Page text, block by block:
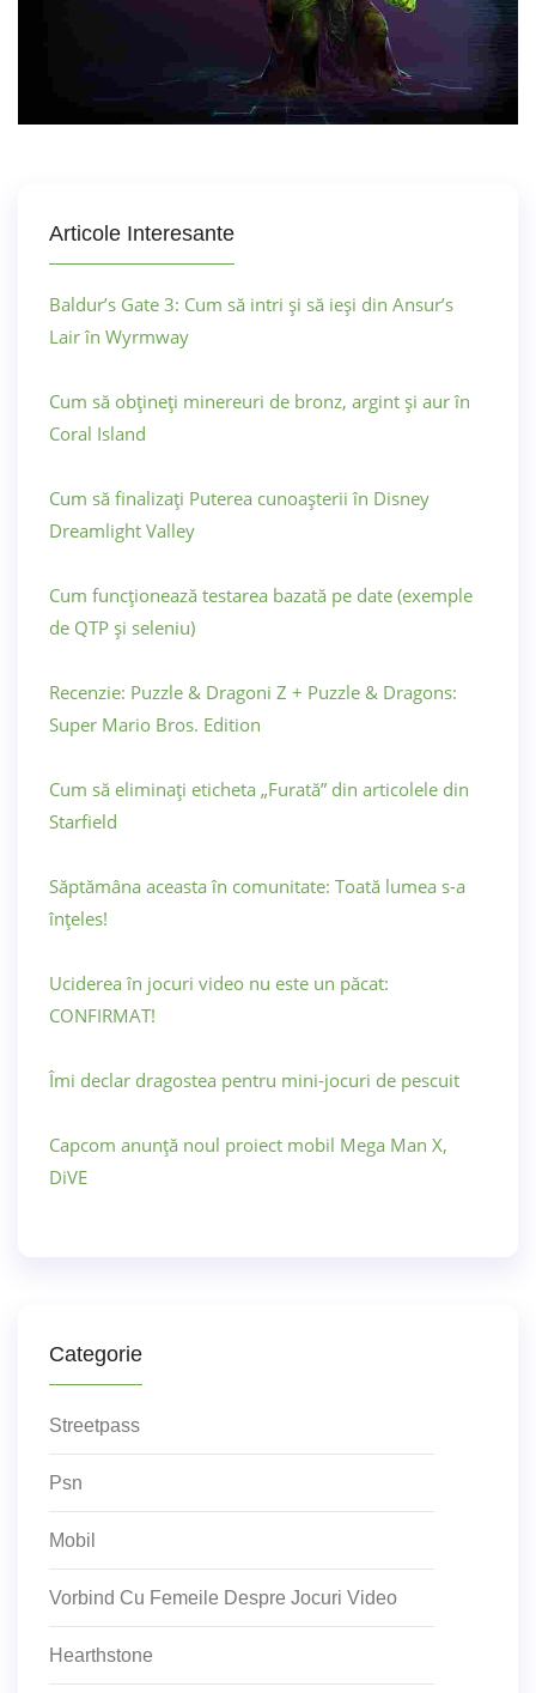
Articole Interesante
Baldur’s Gate 3: Cum să intri și să ieși din Ansur’s
Lair în Wyrmway
Cum să obțineți minereuri de bronz, argint și aur în
Coral Island
Cum să finalizați Puterea cunoașterii în Disney
Dreamlight Valley
Cum funcționează testarea bazată pe date (exemple
de QTP și seleniu)
Recenzie: Puzzle & Dragoni Z + Puzzle & Dragons:
Super Mario Bros. Edition
Cum să eliminați eticheta „Furată” din articolele din
Starfield
Săptămâna aceasta în comunitate: Toată lumea s-a
înțeles!
Uciderea în jocuri video nu este un păcat:
CONFIRMAT!
Îmi declar dragostea pentru mini-jocuri de pescuit
Capcom anunță noul proiect mobil Mega Man X,
DiVE
Categorie
Streetpass
Psn
Mobil
Vorbind Cu Femeile Despre Jocuri Video
Hearthstone